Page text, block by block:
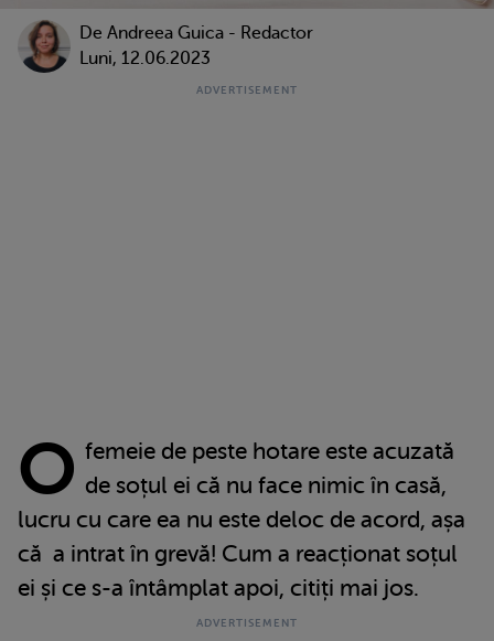
De Andreea Guica - Redactor
Luni, 12.06.2023
O femeie de peste hotare este acuzată
de soțul ei că nu face nimic în casă,
lucru cu care ea nu este deloc de acord, așa
că a intrat în grevă! Cum a reacționat soțul
ei și ce s-a întâmplat apoi, citiți mai jos.